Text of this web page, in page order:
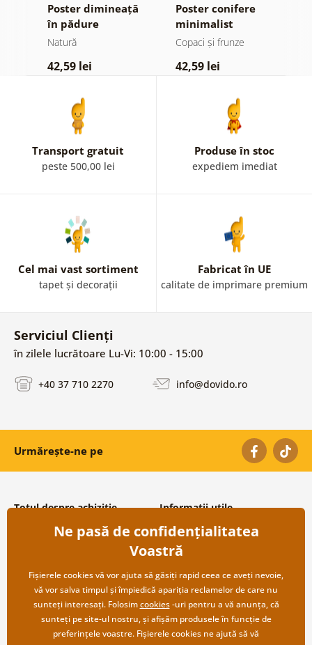
Poster dimineață
în pădure
Natură
42,59 lei
Poster conifere
minimalist
Copaci și frunze
42,59 lei
Transport gratuit
peste 500,00 lei
Produse în stoc
expediem imediat
Cel mai vast sortiment
tapet și decorații
Fabricat în UE
calitate de imprimare premium
Serviciul Clienți
în zilele lucrătoare Lu-Vi: 10:00 - 15:00
+40 37 710 2270 info@dovido.ro
Urmărește-ne pe
Totul despre achiziție
Condiții și termeni generali
Protecția datelor personale
Transport și modalități de plată
Returnare
Informații utile
Despre noi
Întrebări frecvente
Contacte
Cooperare angro
Ne pasă de confidențialitatea
Voastră
Fișierele cookies vă vor ajuta să găsiți rapid ceea ce aveți nevoie,
vă vor salva timpul și împiedică apariția reclamelor de care nu
sunteți interesați. Folosimcookies-uri pentru a vă anunța, că
sunteți pe site-ul nostru, și afișăm produsele în funcție de
preferințele voastre. Fișierele cookies ne ajută să vă